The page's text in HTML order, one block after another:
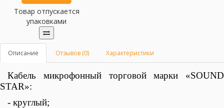
Товар отпускается
упаковками
Описание Отзывов (0) Характеристики
Кабель микрофонный торговой марки «SOUND
STAR»:
- круглый;